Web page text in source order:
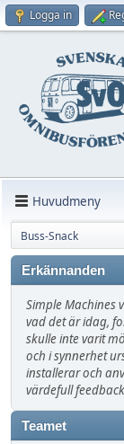
Logga in
Huvudmeny
Buss-Snack
Erkännanden
Simple Machines
vad det är idag,
skulle inte varit
och i synnerhet
installerar och
värdefull
Teamet